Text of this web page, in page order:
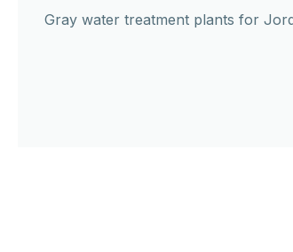
Gray water treatment plants for